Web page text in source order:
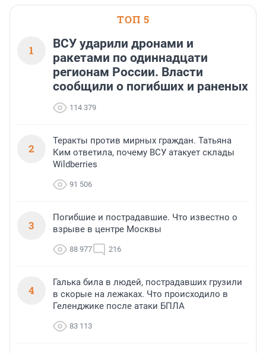
ТОП 5
1
ВСУ ударили дронами и
ракетами по одиннадцати
регионам России. Власти
сообщили о погибших и раненых
114 379
2
Теракты против мирных граждан. Татьяна
Ким ответила, почему ВСУ атакует склады
Wildberries
91 506
3
Погибшие и пострадавшие. Что известно о
взрыве в центре Москвы
88 977 216
4
Галька била в людей, пострадавших грузили
в скорые на лежаках. Что происходило в
Геленджике после атаки БПЛА
83 113